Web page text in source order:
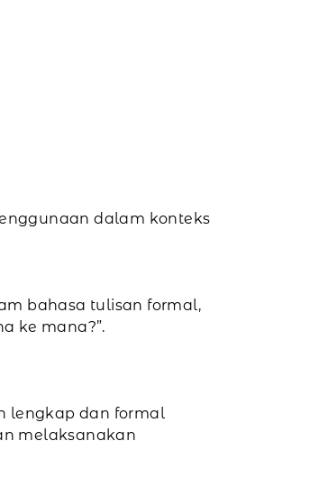
dalam konteks
bahasa tulisan formal,
ke mana?”.
lengkap dan formal
melaksanakan